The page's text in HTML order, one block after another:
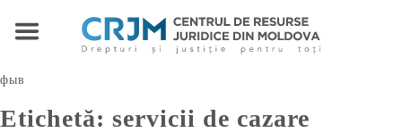
фыв
Etichetă: servicii de cazare